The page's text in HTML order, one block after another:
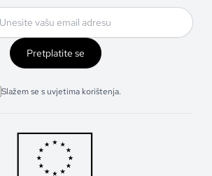
Pretplatite se
Slažem se s uvjetima korištenja.